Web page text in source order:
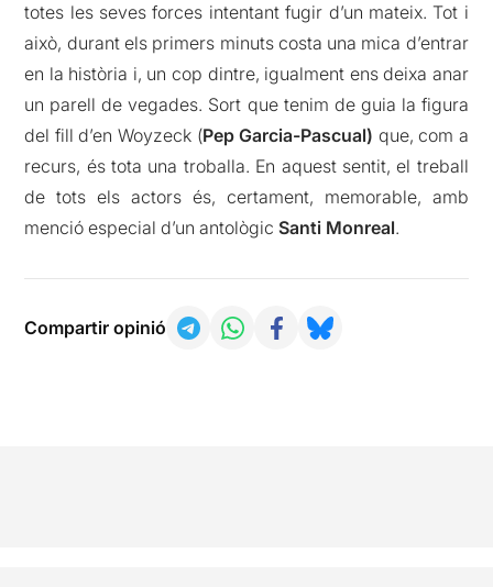
totes les seves forces intentant fugir d’un mateix. Tot i
això, durant els primers minuts costa una mica d’entrar
en la història i, un cop dintre, igualment ens deixa anar
un parell de vegades. Sort que tenim de guia la figura
del fill d’en Woyzeck (Pep Garcia-Pascual) que, com a
recurs, és tota una troballa. En aquest sentit, el treball
de tots els actors és, certament, memorable, amb
menció especial d’un antològicSanti Monreal.
Compartir opinió